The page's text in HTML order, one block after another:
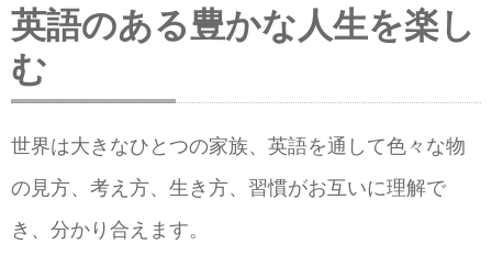
英語のある豊かな人生を楽し
む
世界は大きなひとつの家族、英語を通して色々な物
の見方、考え方、生き方、習慣がお互いに理解で
き、分かり合えます。